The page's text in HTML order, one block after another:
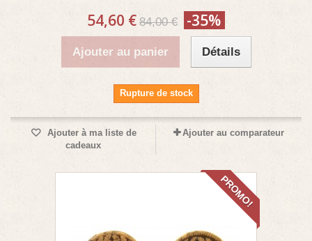
54,60 € 84,00 € -35%
Ajouter au panier Détails
Rupture de stock
Ajouter à ma liste de
cadeaux
Ajouter au comparateur
PROMO!